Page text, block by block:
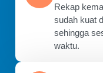
Rekap
sudah kuat
sehingga
waktu.